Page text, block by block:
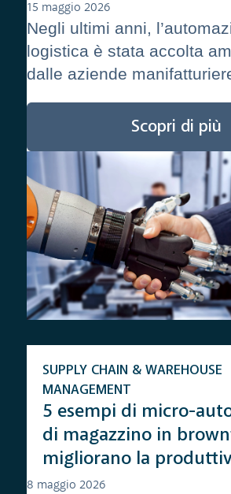
15 maggio 2026
Negli ultimi anni,
logistica è stata accolta
dalle aziende
Scopri di più
5 esempi di micro-
di magazzino in
migliorano la
(subito)
SUPPLY CHAIN & WAREHOUSE
MANAGEMENT
8 maggio 2026